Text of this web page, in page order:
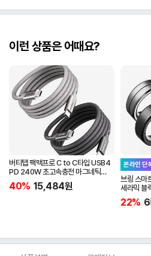
이런 상품은 어때요?
버티탭 팩맥프로 C to C타입 USB4
PD 240W 초고속충전 마그네틱
케이블 1m
40% 15,484원
온라인 단
브링 스마
세라믹
22%